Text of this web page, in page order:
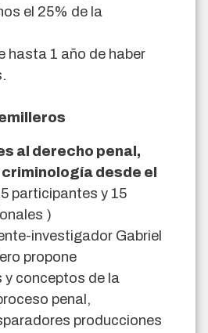
el 25% de la
hasta 1 año de haber
al derecho penal,
desde el
participantes y 15
)
investigador Gabriel
propone
y conceptos de la
penal,
producciones